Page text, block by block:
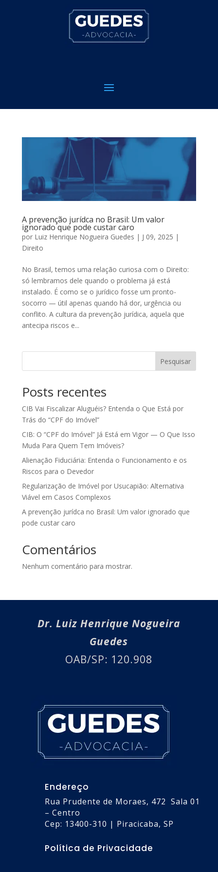
A prevenção jurídca no Brasil: Um valor
ignorado que pode custar caro
por Luiz Henrique Nogueira Guedes | J 09, 2025 |
Direito
No Brasil, temos uma relação curiosa com o Direito:
só lembramos dele quando o problema já está
instalado. É como se o jurídico fosse um pronto-
socorro — útil apenas quando há dor, urgência ou
conflito. A cultura da prevenção jurídica, aquela que
antecipa riscos e...
Pesquisar
Posts recentes
CIB Vai Fiscalizar Aluguéis? Entenda o Que Está por
Trás do “CPF do Imóvel”
CIB: O “CPF do Imóvel” Já Está em Vigor — O Que Isso
Muda Para Quem Tem Imóveis?
Alienação Fiduciária: Entenda o Funcionamento e os
Riscos para o Devedor
Regularização de Imóvel por Usucapião: Alternativa
Viável em Casos Complexos
A prevenção jurídca no Brasil: Um valor ignorado que
pode custar caro
Comentários
Nenhum comentário para mostrar.
Dr. Luiz Henrique Nogueira
Guedes
OAB/SP: 120.908
Endereço
Rua Prudente de Moraes, 472 Sala 01
– Centro
Cep: 13400-310 | Piracicaba, SP
Política de Privacidade